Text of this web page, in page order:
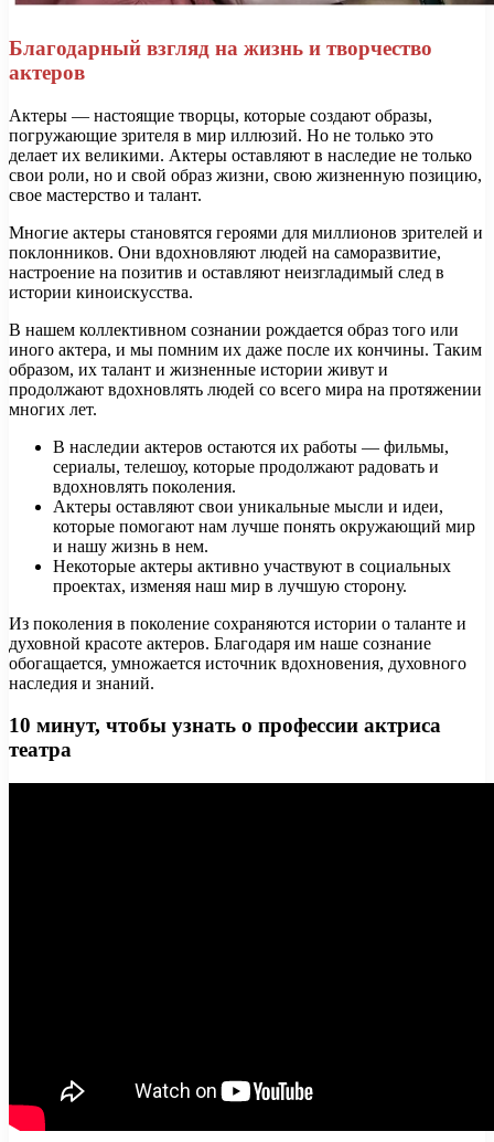
Благодарный взгляд на жизнь и творчество
актеров
Актеры — настоящие творцы, которые создают образы,
погружающие зрителя в мир иллюзий. Но не только это
делает их великими. Актеры оставляют в наследие не только
свои роли, но и свой образ жизни, свою жизненную позицию,
свое мастерство и талант.
Многие актеры становятся героями для миллионов зрителей и
поклонников. Они вдохновляют людей на саморазвитие,
настроение на позитив и оставляют неизгладимый след в
истории киноискусства.
В нашем коллективном сознании рождается образ того или
иного актера, и мы помним их даже после их кончины. Таким
образом, их талант и жизненные истории живут и
продолжают вдохновлять людей со всего мира на протяжении
многих лет.
В наследии актеров остаются их работы — фильмы,
сериалы, телешоу, которые продолжают радовать и
вдохновлять поколения.
Актеры оставляют свои уникальные мысли и идеи,
которые помогают нам лучше понять окружающий мир
и нашу жизнь в нем.
Некоторые актеры активно участвуют в социальных
проектах, изменяя наш мир в лучшую сторону.
Из поколения в поколение сохраняются истории о таланте и
духовной красоте актеров. Благодаря им наше сознание
обогащается, умножается источник вдохновения, духовного
наследия и знаний.
10 минут, чтобы узнать о профессии актриса
театра